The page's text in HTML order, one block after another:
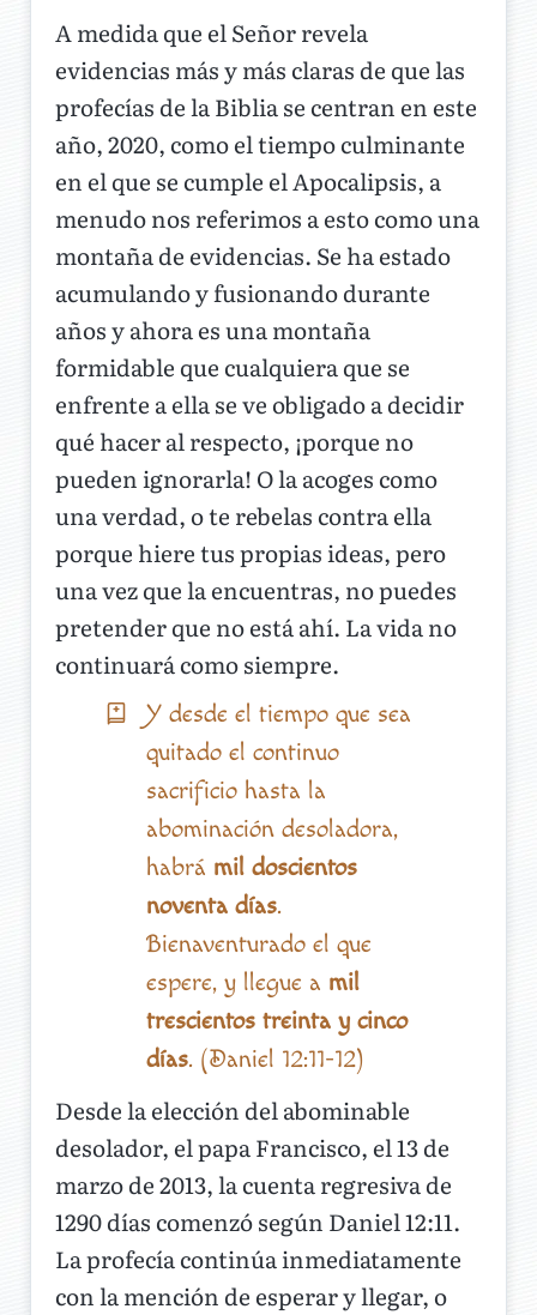
A medida que el Señor revela
evidencias más y más claras de que las
profecías de la Biblia se centran en este
año, 2020, como el tiempo culminante
en el que se cumple el Apocalipsis, a
menudo nos referimos a esto como una
montaña de evidencias. Se ha estado
acumulando y fusionando durante
años y ahora es una montaña
formidable que cualquiera que se
enfrente a ella se ve obligado a decidir
qué hacer al respecto, ¡porque no
pueden ignorarla! O la acoges como
una verdad, o te rebelas contra ella
porque hiere tus propias ideas, pero
una vez que la encuentras, no puedes
pretender que no está ahí. La vida no
continuará como siempre.
Y desde el tiempo que sea
quitado el continuo
sacrificio hasta la
abominación desoladora,
habrá mil doscientos
noventa días.
Bienaventurado el que
espere, y llegue a mil
trescientos treinta y cinco
días. (Daniel 12:11-12)
Desde la elección del abominable
desolador, el papa Francisco, el 13 de
marzo de 2013, la cuenta regresiva de
1290 días comenzó según Daniel 12:11.
La profecía continúa inmediatamente
con la mención de esperar y llegar, o